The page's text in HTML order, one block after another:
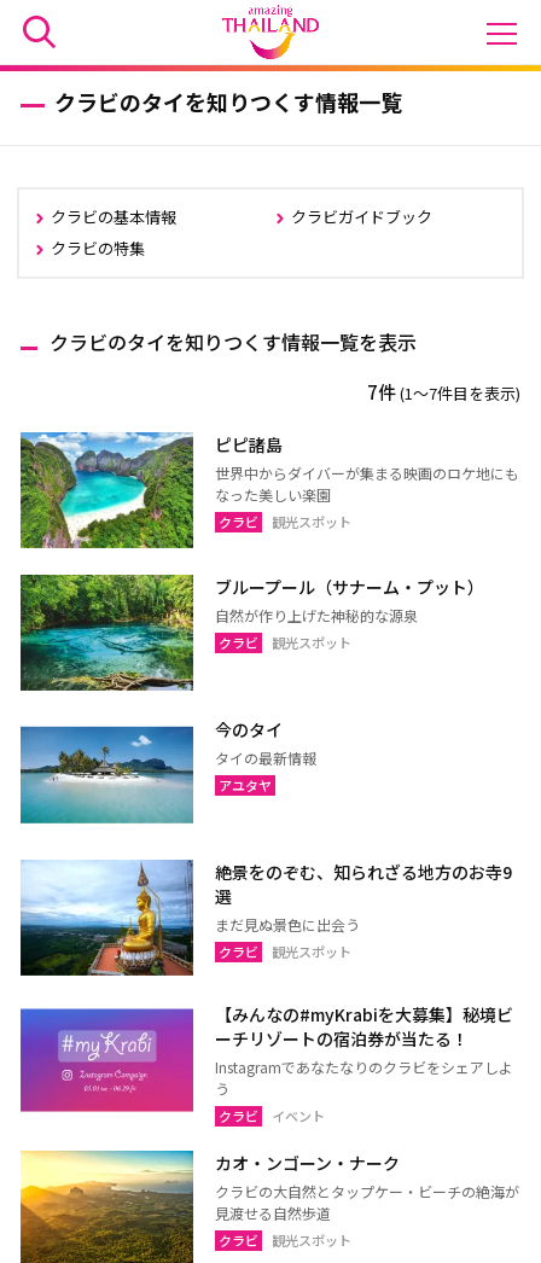
クラビのタイを知りつくす情報一覧
クラビの基本情報
クラビガイドブック
クラビの特集
クラビのタイを知りつくす情報一覧を表示
7件(1〜7件目を表示)
ピピ諸島
世界中からダイバーが集まる映画のロケ地にも
なった美しい楽園
クラビ 観光スポット
ブループール（サナーム・プット）
自然が作り上げた神秘的な源泉
クラビ 観光スポット
今のタイ
タイの最新情報
アユタヤ
絶景をのぞむ、知られざる地方のお寺9
選
まだ見ぬ景色に出会う
クラビ 観光スポット
【みんなの#myKrabiを大募集】秘境ビ
ーチリゾートの宿泊券が当たる！
Instagramであなたなりのクラビをシェアしよ
う
クラビ イベント
カオ・ンゴーン・ナーク
クラビの大自然とタップケー・ビーチの絶海が
見渡せる自然歩道
クラビ 観光スポット